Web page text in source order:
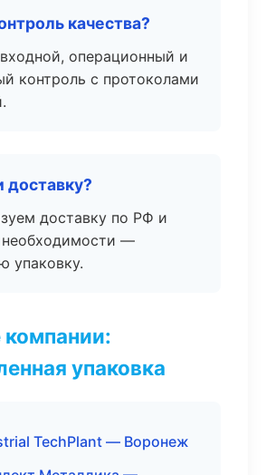
качества?
операционный и
контроль с протоколами
доставку по РФ и
—
упаковку.
упаковка
TechPlant — Воронеж